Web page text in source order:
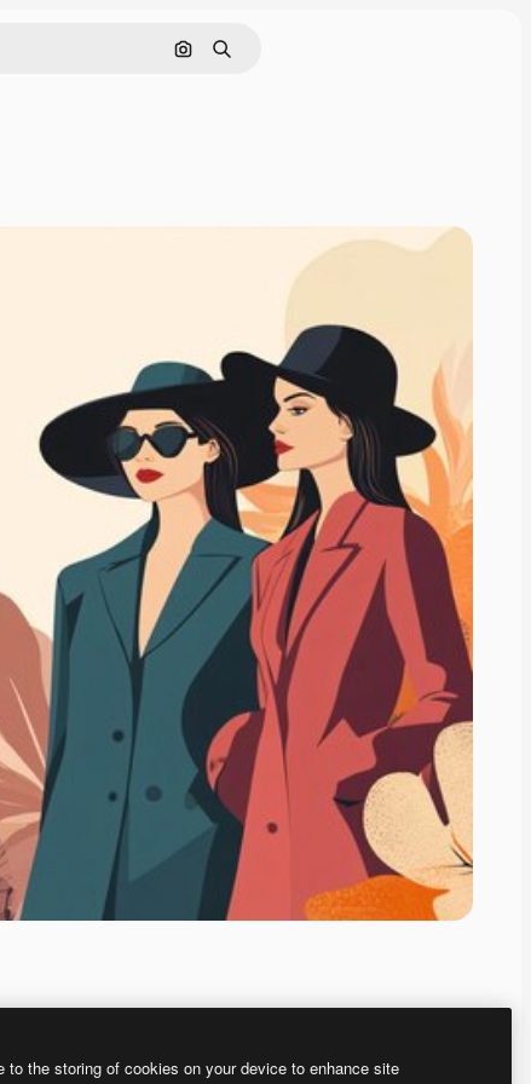
Поиск по изображению
Поиск
нашего генератора изображений на основе ИИ.
to the storing of cookies on your device to enhance site